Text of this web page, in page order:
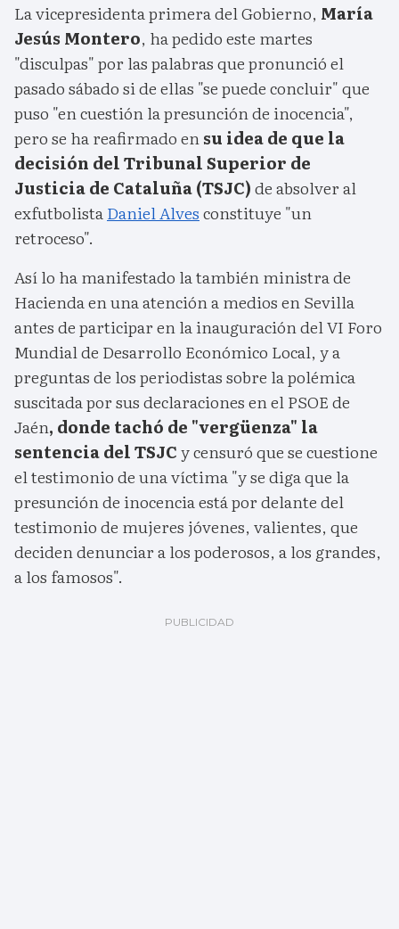
La vicepresidenta primera del Gobierno, María
Jesús Montero, ha pedido este martes
"disculpas" por las palabras que pronunció el
pasado sábado si de ellas "se puede concluir" que
puso "en cuestión la presunción de inocencia",
pero se ha reafirmado ensu idea de que la
decisión del Tribunal Superior de
Justicia de Cataluña (TSJC)de absolver al
exfutbolistaDaniel Alvesconstituye "un
retroceso".
Así lo ha manifestado la también ministra de
Hacienda en una atención a medios en Sevilla
antes de participar en la inauguración del VI Foro
Mundial de Desarrollo Económico Local, y a
preguntas de los periodistas sobre la polémica
suscitada por sus declaraciones en el PSOE de
Jaén, donde tachó de "vergüenza" la
sentencia del TSJCy censuró que se cuestione
el testimonio de una víctima "y se diga que la
presunción de inocencia está por delante del
testimonio de mujeres jóvenes, valientes, que
deciden denunciar a los poderosos, a los grandes,
a los famosos".